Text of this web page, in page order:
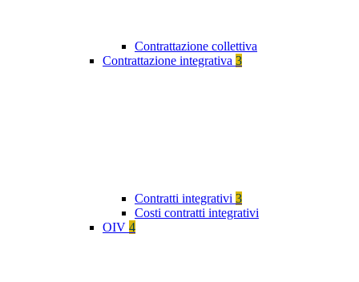
Contrattazione collettiva
Contrattazione integrativa 3
Contratti integrativi 3
Costi contratti integrativi
OIV 4